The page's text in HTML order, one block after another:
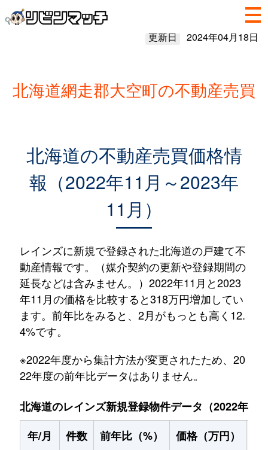
更新日 2024年04月18日
北海道網走郡大空町の不動産売買
北海道の不動産売買価格情
報（2022年11月～2023年
11月）
レインズに新規で登録された北海道の戸建て不
動産情報です。（媒介契約の更新や登録期間の
延長などは含みません。）2022年11月と2023
年11月の価格を比較すると318万円増加してい
ます。前年比をみると、2月がもっとも高く12.
4%です。
※2022年度から集計方法が変更されたため、20
22年度の前年比データはありません。
北海道のレインズ新規登録物件データ（2022年11
年/月
件数 前年比（%） 価格（万円）